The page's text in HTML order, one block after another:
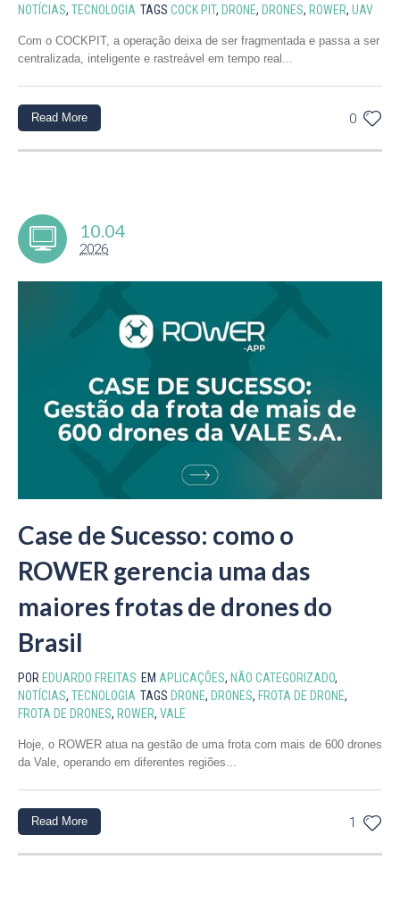
NOTÍCIAS, TECNOLOGIA TAGS COCK PIT, DRONE, DRONES, ROWER, UAV
Com o COCKPIT, a operação deixa de ser fragmentada e passa a ser
centralizada, inteligente e rastreável em tempo real...
0
Read More
10.04
2026
Case de Sucesso: como o
ROWER gerencia uma das
maiores frotas de drones do
Brasil
POR EDUARDO FREITAS EM APLICAÇÕES, NÃO CATEGORIZADO,
NOTÍCIAS, TECNOLOGIA TAGS DRONE, DRONES, FROTA DE DRONE,
FROTA DE DRONES, ROWER, VALE
Hoje, o ROWER atua na gestão de uma frota com mais de 600 drones
da Vale, operando em diferentes regiões...
1
Read More